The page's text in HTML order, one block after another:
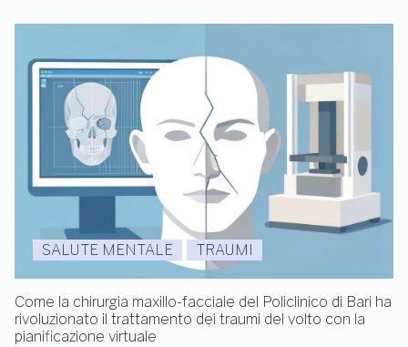
SALUTE MENTALE TRAUMI
Come la chirurgia maxillo-facciale del Policlinico di Bari ha
rivoluzionato il trattamento dei traumi del volto con la
pianificazione virtuale